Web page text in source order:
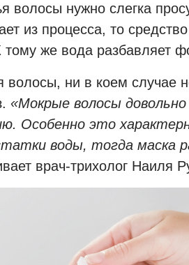
волосы нужно слегка
из процесса, то
тому же вода разбавляет
волосы, ни в коем случае
«Мокрые волосы
Особенно это
воды, тогда маска
врач-трихолог Наиля